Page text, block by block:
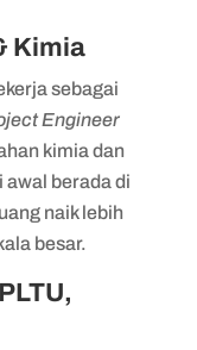
Kimia
sebagai
Engineer
kimia dan
berada di
naik lebih
besar.